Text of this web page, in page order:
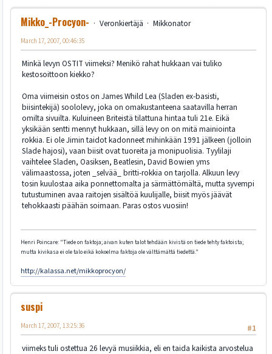
Mikko_-Procyon- Veronkiertäjä Mikkonator
March 17, 2007, 00:46:35
Minkä levyn OSTIT viimeksi? Menikö rahat hukkaan vai tuliko
kestosoittoon kiekko?
Oma viimeisin ostos on James Whild Lea (Sladen ex-basisti,
biisintekijä) soololevy, joka on omakustanteena saatavilla herran
omilta sivuilta. Kuluineen Briteistä tilattuna hintaa tuli 21e. Eikä
yksikään sentti mennyt hukkaan, sillä levy on on mitä mainiointa
rokkia. Ei ole Jimin taidot kadonneet mihinkään 1991 jälkeen (jolloin
Slade hajosi), vaan biisit ovat tuoreita ja monipuolisia. Tyylilaji
vaihtelee Sladen, Oasiksen, Beatlesin, David Bowien yms
välimaastossa, joten _selvää_ britti-rokkia on tarjolla. Alkuun levy
tosin kuulostaa aika ponnettomalta ja särmättömältä, mutta syvempi
tutustuminen avaa raitojen sisältöä kuulijalle, biisit myös jäävät
tehokkaasti päähän soimaan. Paras ostos vuosiin!
Henri Poincare: "Tiede on faktoja; aivan kuten talot tehdään kivistä on tiede tehty faktoista;
mutta kivikasa ei ole talo eikä kokoelma faktoja ole välttämättä tiedettä."
http://kalassa.net/mikkoprocyon/
suspi
#1
March 17, 2007, 13:25:36
viimeks tuli ostettua 26 levyä musiikkia, eli en taida kaikista arvostelua